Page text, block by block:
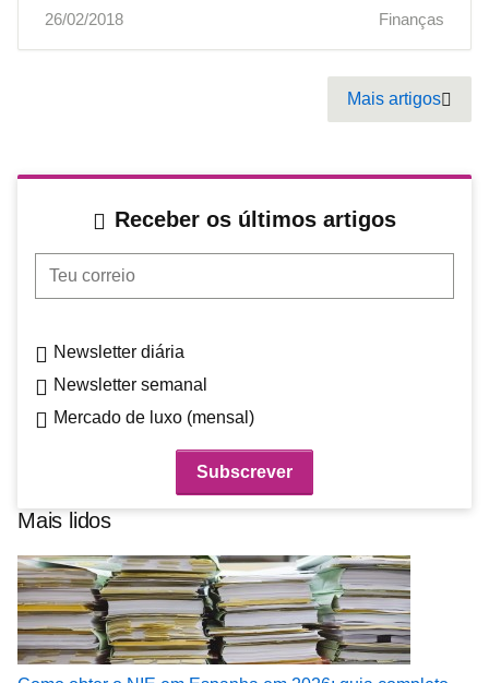
26/02/2018
Finanças
Mais artigos
Receber os últimos artigos
Teu correio
Newsletter diária
Newsletter semanal
Mercado de luxo (mensal)
Mais lidos